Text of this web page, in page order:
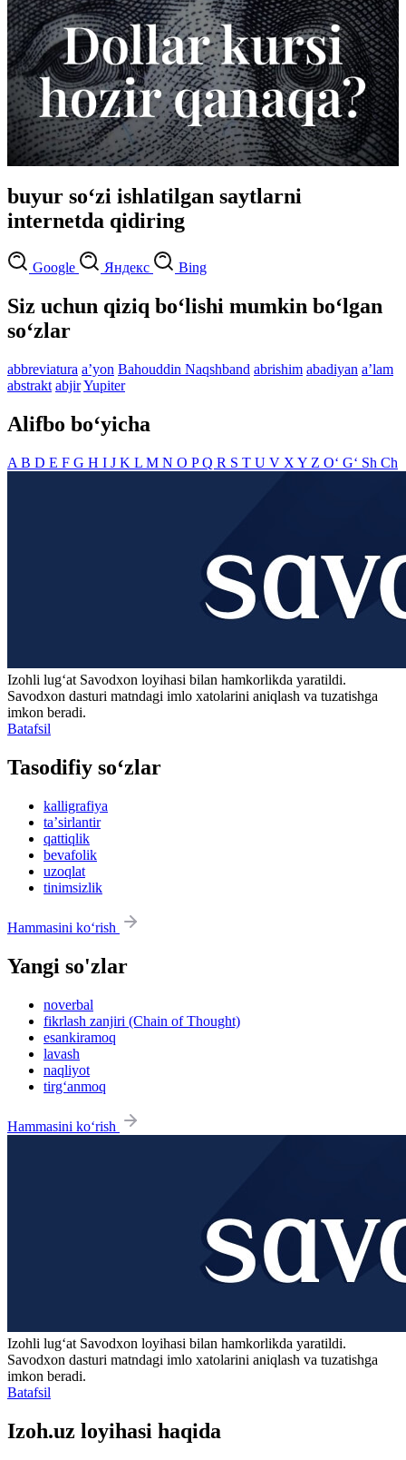
buyur so‘zi ishlatilgan saytlarni
internetda qidiring
Google Яндекс Bing
Siz uchun qiziq bo‘lishi mumkin bo‘lgan
so‘zlar
abbreviatura aʼyon Bahouddin Naqshband abrishim abadiyan aʼlam
abstrakt abjirYupiter
Alifbo bo‘yicha
A B D E F G H I J K L M N O PQ R S T U V X Y Z O‘ G‘ Sh Ch
Izohli lugʻat Savodxon loyihasi bilan hamkorlikda yaratildi.
Savodxon dasturi matndagi imlo xatolarini aniqlash va tuzatishga
imkon beradi.
Batafsil
Tasodifiy so‘zlar
kalligrafiya
taʼsirlantir
qattiqlik
bevafolik
uzoqlat
tinimsizlik
Hammasini ko‘rish
Yangi so'zlar
noverbal
fikrlash zanjiri (Chain of Thought)
esankiramoq
lavash
naqliyot
tirg‘anmoq
Hammasini ko‘rish
Izohli lugʻat Savodxon loyihasi bilan hamkorlikda yaratildi.
Savodxon dasturi matndagi imlo xatolarini aniqlash va tuzatishga
imkon beradi.
Batafsil
Izoh.uz loyihasi haqida